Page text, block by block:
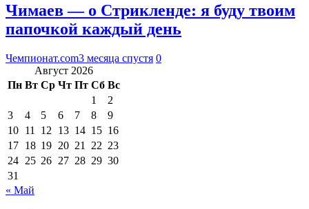
Чимаев — о Стрикленде: я буду твоим
папочкой каждый день
Чемпионат.com3 месяца спустя 0
Август 2026
Пн Вт Ср Чт Пт Сб Вс
1
2
3
4 5 6 7 8
9
10 11 12 13 14 15 16
17 18 19 20 21 22 23
24 25 26 27 28 29 30
31
« Май